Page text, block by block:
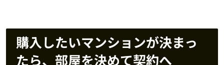
購入したいマンションが決まっ
たら、部屋を決めて契約へ